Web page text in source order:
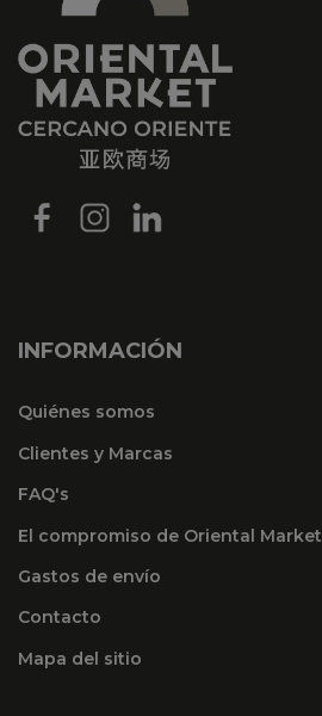
INFORMACIÓN
Quiénes somos
Clientes y Marcas
FAQ's
El compromiso de Oriental Market
Gastos de envío
Contacto
Mapa del sitio